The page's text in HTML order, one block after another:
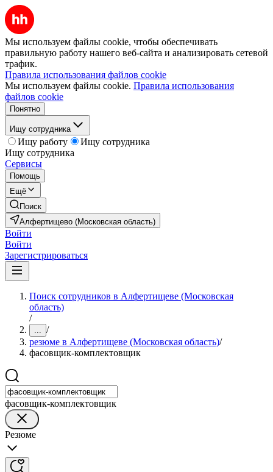
Мы используем файлы cookie, чтобы обеспечивать
правильную работу нашего веб-сайта и анализировать сетевой
трафик.
Правила использования файлов cookie
Мы используем файлы cookie. Правила использования
файлов cookie
Понятно
Ищу сотрудника
Ищу работу
Ищу сотрудника
Ищу сотрудника
Сервисы
Помощь
Ещё
Поиск
Алфертищево (Московская область)
Войти
Войти
Зарегистрироваться
Поиск сотрудников в Алфертищеве (Московская
область)
/
... /
резюме в Алфертищеве (Московская область)/
фасовщик-комплектовщик
фасовщик-комплектовщик
Резюме